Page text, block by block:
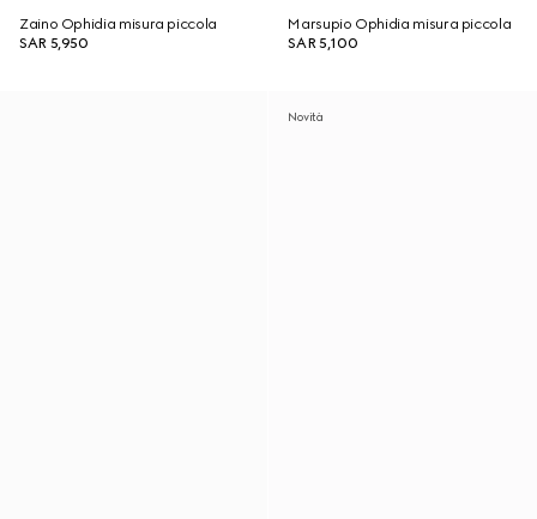
Zaino Ophidia misura piccola
SAR 5,950
Marsupio Ophidia misura piccola
SAR 5,100
Novità